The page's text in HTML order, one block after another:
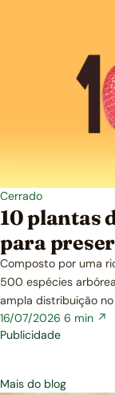
Cerrado
10 plantas
para
Composto por uma
500 espécies
ampla distribuição
16/07/2026 6 min ↗
Publicidade
Mais do blog